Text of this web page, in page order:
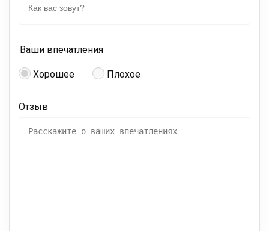
Ваши впечатления
Хорошее Плохое
Отзыв